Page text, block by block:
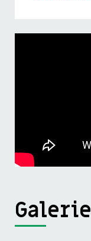
Galerie